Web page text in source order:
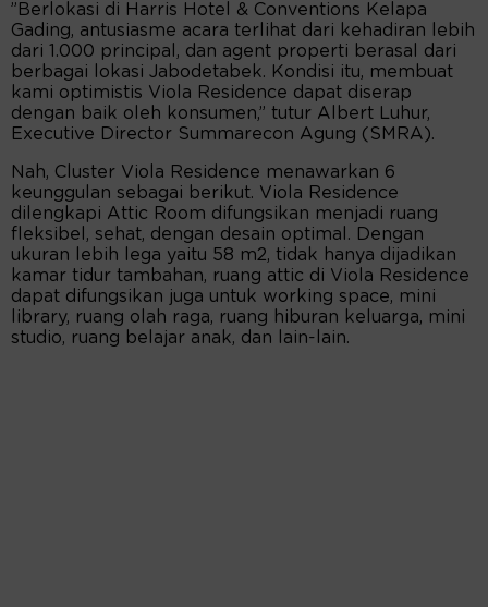
”Berlokasi di Harris Hotel & Conventions Kelapa
Gading, antusiasme acara terlihat dari kehadiran lebih
dari 1.000 principal, dan agent properti berasal dari
berbagai lokasi Jabodetabek. Kondisi itu, membuat
kami optimistis Viola Residence dapat diserap
dengan baik oleh konsumen,” tutur Albert Luhur,
Executive Director Summarecon Agung (SMRA).
Nah, Cluster Viola Residence menawarkan 6
keunggulan sebagai berikut. Viola Residence
dilengkapi Attic Room difungsikan menjadi ruang
fleksibel, sehat, dengan desain optimal. Dengan
ukuran lebih lega yaitu 58 m2, tidak hanya dijadikan
kamar tidur tambahan, ruang attic di Viola Residence
dapat difungsikan juga untuk working space, mini
library, ruang olah raga, ruang hiburan keluarga, mini
studio, ruang belajar anak, dan lain-lain.